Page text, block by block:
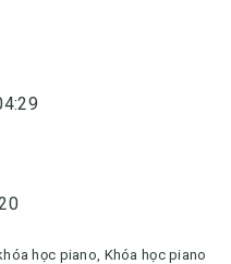
học piano, Khóa học piano